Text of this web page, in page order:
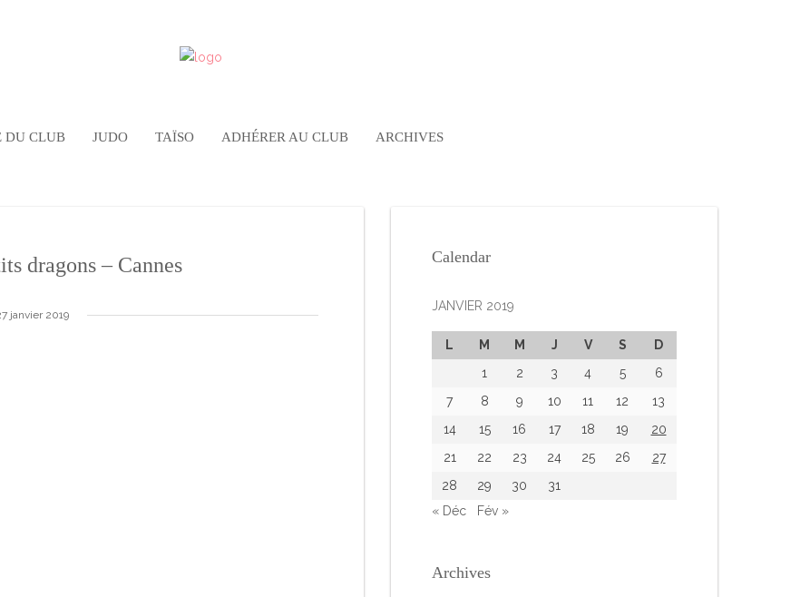
DU CLUB JUDO TAÏSO ADHÉRER AU CLUB ARCHIVES
dragons – Cannes
janvier 2019
Calendar
JANVIER 2019
L M M J V S
D
1
2 3 4 5
6
7
8 9 10 11 12
13
14
15 16 17 18 19
20
21
22 23 24 25 26
27
28
29 30
31
« Déc
Fév »
Archives